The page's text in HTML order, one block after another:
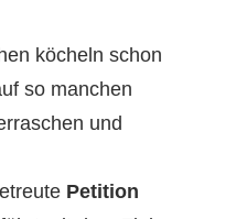
köcheln schon
so manchen
und
Peti­tion